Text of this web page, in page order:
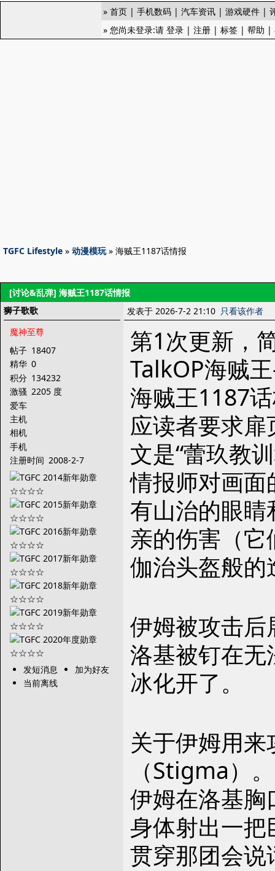
» 首页 | 手机数码 | 汽车资讯 | 游戏硬件 |
» 您尚未登录:请 登录 | 注册 | 标签 | 帮助 |
TGFC Lifestyle » 动漫模玩» 海贼王1187话情报
[讨论&乱弹] 海贼王1187话情报
狮子歌歌
魔神至尊
帖子 18407
精华 0
积分 134232
激骚 2205 度
爱车
主机
相机
手机
注册时间 2008-2-7
发短消息
加为好友
当前离线
发表于 2026-7-2 21:10 只看该作者
第1次更新，
TalkOP海贼
海贼王1187
应读者要求
文是“蕾玖教
情报师对画
有山治的眼
亲的伤害（
伽治头盔般的
伊姆被攻击
洛基被钉在
冰化开了。
关于伊姆用
（Stigma）。
伊姆在洛基
身体射出一
贯穿那团会